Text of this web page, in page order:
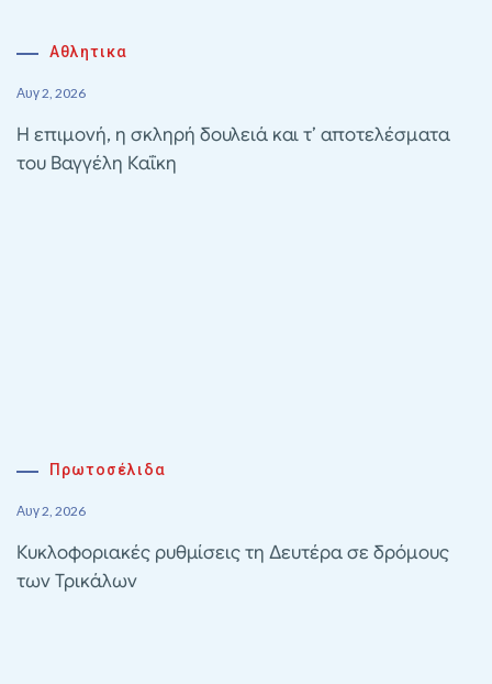
Αθλητικα
Αυγ 2, 2026
Η επιμονή, η σκληρή δουλειά και τ’ αποτελέσματα
του Βαγγέλη Καΐκη
Πρωτοσέλιδα
Αυγ 2, 2026
Κυκλοφοριακές ρυθμίσεις τη Δευτέρα σε δρόμους
των Τρικάλων